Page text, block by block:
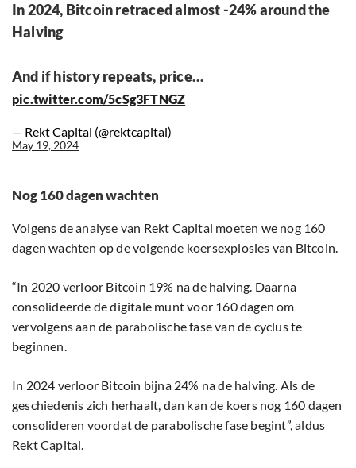
In 2024, Bitcoin retraced almost -24% around the
Halving
And if history repeats, price…
pic.twitter.com/5cSg3FTNGZ
— Rekt Capital (@rektcapital)
May 19, 2024
Nog 160 dagen wachten
Volgens de analyse van Rekt Capital moeten we nog 160
dagen wachten op de volgende koersexplosies van Bitcoin.
“In 2020 verloor Bitcoin 19% na de halving. Daarna
consolideerde de digitale munt voor 160 dagen om
vervolgens aan de parabolische fase van de cyclus te
beginnen.
In 2024 verloor Bitcoin bijna 24% na de halving. Als de
geschiedenis zich herhaalt, dan kan de koers nog 160 dagen
consolideren voordat de parabolische fase begint”, aldus
Rekt Capital.